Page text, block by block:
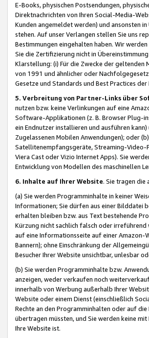
E-Books, physischen Postsendungen,
Direktnachrichten von Ihren Social-Media-
Kunden angemeldet werden) und ansonsten
stehen. Auf unser Verlangen stellen Sie uns
Bestimmungen eingehalten haben. Wir
Sie die Zertifizierung nicht in
Klarstellung: (i) Für die Zwecke der geltenden
von 1991 und ähnlicher oder
Gesetze und Standards und Best Practices
5. Verbreitung von Partner-Links über
nutzen bzw. keine Verlinkungen auf eine
Software-Applikationen (z. B. Browser Plug-
ein Endnutzer installieren und ausführen
Zugelassenen Mobilen Anwendungen); oder
Satellitenempfangsgeräte, Streaming-Video-
Viera Cast oder Vizio Internet Apps). Sie
Entwicklung von Modellen des maschinellen
6. Inhalte auf Ihrer Website. Sie tragen die
(a) Sie werden Programminhalte in keiner
Informationen; Sie dürfen aus einer Bilddatei
erhalten bleiben bzw. aus Text bestehende
Kürzung nicht sachlich falsch oder irreführend
auf eine Informationsseite auf einer Amazon-
Bannern); ohne Einschränkung der
Besucher Ihrer Website unsichtbar, unlesbar
(b) Sie werden Programminhalte bzw.
anzeigen, weder verkaufen noch
innerhalb von Werbung außerhalb Ihrer
Website oder einem Dienst (einschließlich
Rechte an den Programminhalten oder auf
übertragen müssten, und Sie werden keine
Ihre Website ist.